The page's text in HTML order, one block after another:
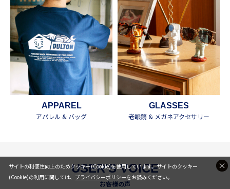
APPAREL
アパレル & バッグ
GLASSES
老眼鏡 & メガネアクセサリー
USER'S VOICE
お客様の声
サイトの利便性向上のためクッキー(Cookie)を使用しています。サイトのクッキー
(Cookie)の利用に関しては、 プライバシーポリシーをお読みください。